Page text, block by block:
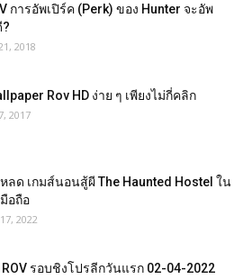
การอัพเปิร์ค (Perk) ของ Hunter จะอัพ
2018
Rov HD ง่าย ๆ เพียงไม่กี่คลิก
2017
ลด เกมส์นอนสู้ผี The Haunted Hostel ใน
อถือ
2022
รอบชิงโปรลีกวันแรก 02-04-2022